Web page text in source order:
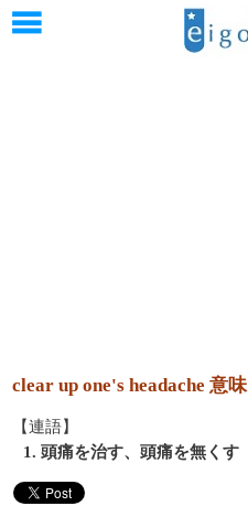
clear up one's headache 意味
【連語】
1. 頭痛を治す、頭痛を無くす